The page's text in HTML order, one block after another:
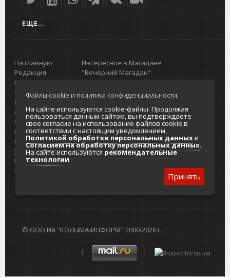
ЕЩЕ...
На главную
Редакция
портала
О проекте
Реклама на
портале
Отзывы и
предложения
Интернет-
услуги
Разработка
сайтов
Интересное в Магадане
"Вечерний Магадан"
Городская доска объявлений
Реклама
Главный туристический портал
Колымы
Политика в отношении обработки
персональных данных
Согласие на обработку персональных
данных
© ООО ИА "КОЛЫМА-ИНФОРМ" 2000-2026 г.
Файлы cookie и политика конфиденциальности.
На сайте используются cookie-файлы. Продолжая
пользоваться данным сайтом, вы подтверждаете
свое согласие на использование файлов cookie в
соответствии с настоящим уведомлением,
Политикой обработки персональных данныхи
Согласием на обработку персональных данных.
На сайте используютсярекомендательные
технологии.
Принять